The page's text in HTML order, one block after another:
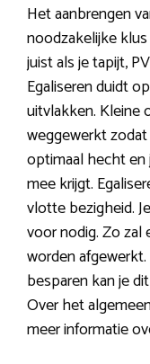
Het aanbrengen
noodzakelijke
juist als je tapijt,
Egaliseren duidt
uitvlakken. Kleine
weggewerkt
optimaal hecht en
mee krijgt.
vlotte bezigheid.
voor nodig. Zo zal
worden
besparen kan je
Over het
meer informatie